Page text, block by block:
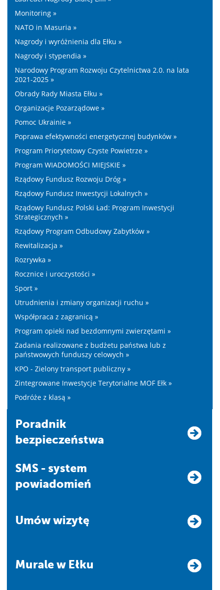
Monitoring »
NATO in Masuria »
Nagrody i wyróżnienia dla Ełku »
Nagrody i stypendia »
Narodowy Program Rozwoju Czytelnictwa 2.0. na lata
2021-2025 »
Obrady Rady Miasta Ełku »
Organizacje Pozarządowe »
Pomoc Ukrainie »
Poprawa efektywności energetycznej budynków »
Program Priorytetowy Czyste Powietrze »
Program WIADOMOŚCI MIEJSKIE »
Rządowy Fundusz Rozwoju Dróg »
Rządowy Fundusz Inwestycji Lokalnych »
Rządowy Fundusz Polski Ład: Program Inwestycji
Strategicznych »
Rządowy Program Odbudowy Zabytków »
Rewitalizacja »
Rozrywka »
Rocznice i uroczystości »
Sport »
Utrudnienia i zmiany organizacji ruchu »
Współpraca z zagranicą »
Program opieki nad bezdomnymi zwierzętami »
Zadania realizowane z budżetu państwa lub z
państwowych funduszy celowych »
KPO - Zielony transport publiczny »
Zintegrowane Inwestycje Terytorialne MOF Ełk »
Podróże z klasą »
Poradnik
bezpieczeństwa
SMS - system
powiadomień
Umów wizytę
Murale w Ełku